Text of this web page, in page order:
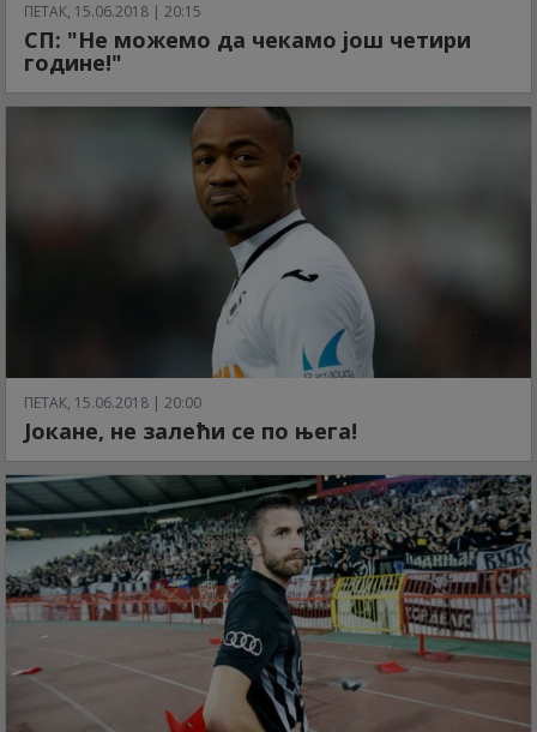
ПЕТАК, 15.06.2018 | 20:15
СП: "Не можемо да чекамо још четири
године!"
ПЕТАК, 15.06.2018 | 20:00
Јокане, не залећи се по њега!